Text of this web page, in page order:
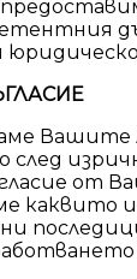
Вашите
след
от
каквито и